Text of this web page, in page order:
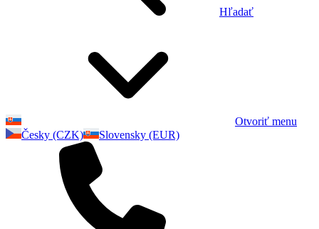
Hľadať
Otvoriť menu
Česky (CZK)
Slovensky (EUR)